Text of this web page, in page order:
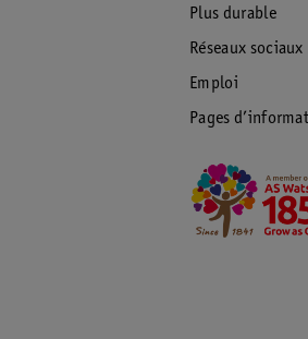
Plus durable
Réseaux sociaux
Emploi
Pages